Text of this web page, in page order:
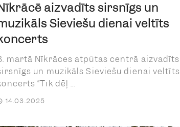
aizvadīts sirsnīgs un
Sieviešu dienai veltīts
martā Nīkrāces atpūtas centrā aizvadīts
un muzikāls Sieviešu dienai veltīts
“Tik dēļ ...
14.03.2025